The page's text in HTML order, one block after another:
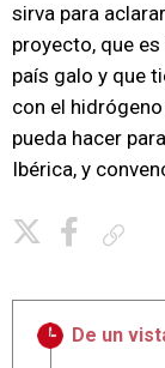
sirva para
proyecto, que
país galo y que
con el
pueda hacer
Ibérica, y
De un